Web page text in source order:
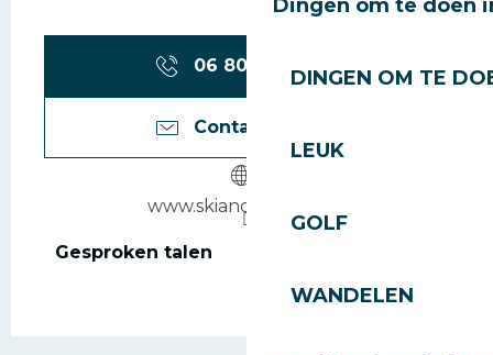
Dingen om te doen
DINGEN OM TE
LEUK
GOLF
WANDELEN
06 80 33 60▒▒
Contacteer ons
www.skiandguide.com
Gesproken talen
Gesproken talen